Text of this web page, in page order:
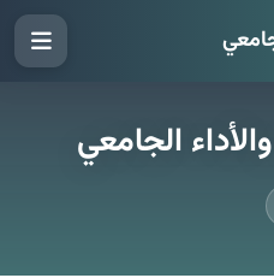
الجامعي